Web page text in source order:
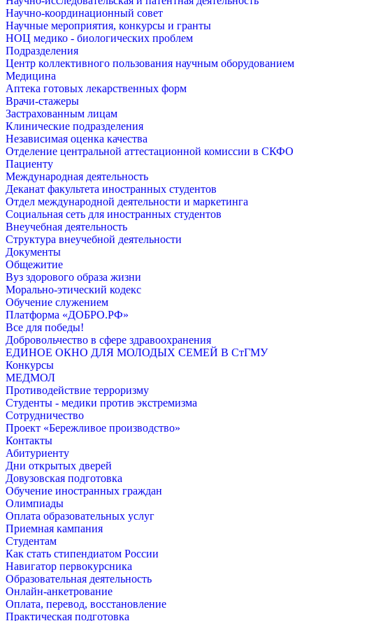
Научно-координационный совет
Научные мероприятия, конкурсы и гранты
НОЦ медико - биологических проблем
Подразделения
Центр коллективного пользования научным оборудованием
Медицина
Аптека готовых лекарственных форм
Врачи-стажеры
Застрахованным лицам
Клинические подразделения
Независимая оценка качества
Отделение центральной аттестационной комиссии в СКФО
Пациенту
Международная деятельность
Деканат факультета иностранных студентов
Отдел международной деятельности и маркетинга
Социальная сеть для иностранных студентов
Внеучебная деятельность
Структура внеучебной деятельности
Документы
Общежитие
Вуз здорового образа жизни
Морально-этический кодекс
Обучение служением
Платформа «ДОБРО.РФ»
Все для победы!
Добровольчество в сфере здравоохранения
ЕДИНОЕ ОКНО ДЛЯ МОЛОДЫХ СЕМЕЙ В СтГМУ
Конкурсы
МЕДМОЛ
Противодействие терроризму
Студенты - медики против экстремизма
Сотрудничество
Проект «Бережливое производство»
Контакты
Абитуриенту
Дни открытых дверей
Довузовская подготовка
Обучение иностранных граждан
Олимпиады
Оплата образовательных услуг
Приемная кампания
Студентам
Как стать стипендиатом России
Навигатор первокурсника
Образовательная деятельность
Онлайн-анкетрование
Оплата, перевод, восстановление
Практическая подготовка